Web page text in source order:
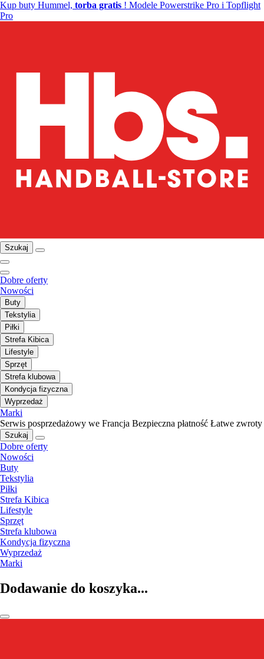
Kup buty Hummel, torba gratis ! Modele Powerstrike Pro i Topflight
Pro
Szukaj
Dobre oferty
Nowości
Buty
Tekstylia
Piłki
Strefa Kibica
Lifestyle
Sprzęt
Strefa klubowa
Kondycja fizyczna
Wyprzedaż
Marki
Serwis posprzedażowy we Francja Bezpieczna płatność Łatwe zwroty
Szukaj
Dobre oferty
Nowości
Buty
Tekstylia
Piłki
Strefa Kibica
Lifestyle
Sprzęt
Strefa klubowa
Kondycja fizyczna
Wyprzedaż
Marki
Dodawanie do koszyka...